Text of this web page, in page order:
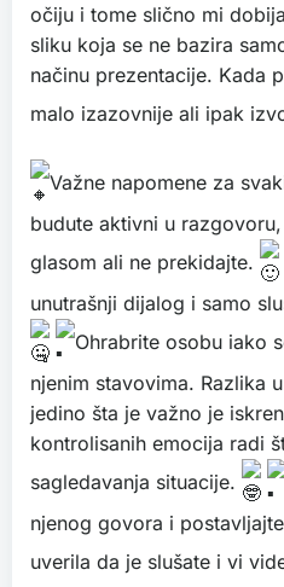
očiju i tome slično mi
sliku koja se ne bazira
načinu prezentacije. Kada
malo izazovnije ali ipak
Važne napomene za
budute aktivni u
glasom ali ne prekidajte.
unutrašnji dijalog i samo
Ohrabrite osobu iako
njenim stavovima. Razlika
jedino šta je važno je
kontrolisanih emocija radi
sagledavanja situacije.
njenog govora i
uverila da je slušate i vi